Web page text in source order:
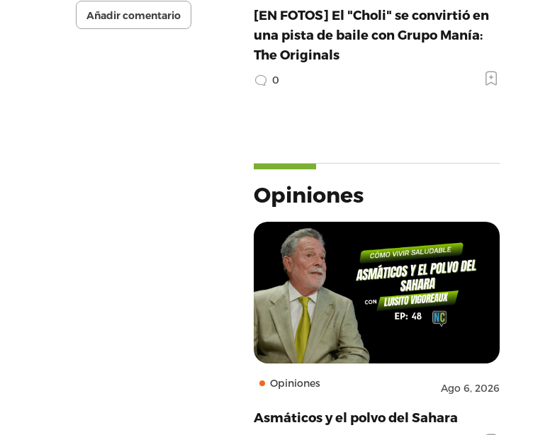
Añadir comentario
[EN FOTOS] El "Choli" se convirtió en
una pista de baile con Grupo Manía:
The Originals
0
Opiniones
Opiniones Ago 6, 2026
Asmáticos y el polvo del Sahara